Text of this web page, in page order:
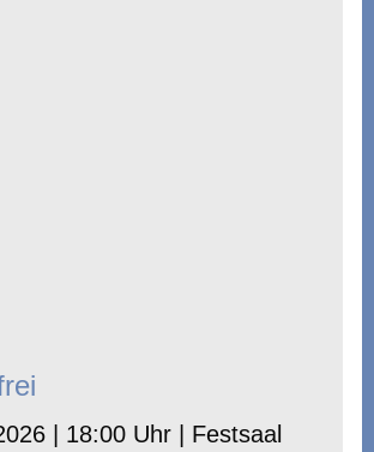
| 18:00 Uhr | Festsaal